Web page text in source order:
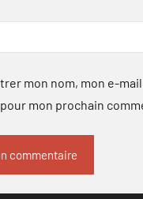
mon nom, mon e-
mon prochain